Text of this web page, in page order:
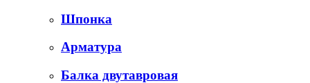
Шпонка
Арматура
Балка двутавровая